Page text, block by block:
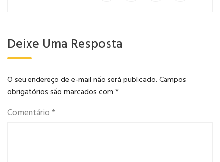
Deixe Uma Resposta
O seu endereço de e-mail não será publicado.Campos
obrigatórios são marcados com*
Comentário*